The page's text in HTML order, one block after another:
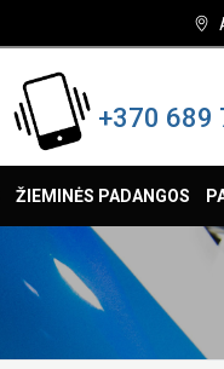
+370 689
ŽIEMINĖS PADANGOS